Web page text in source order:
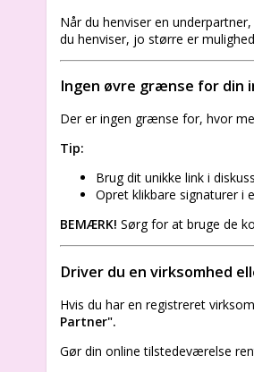
Når du henviser en
du henviser, jo større er
Ingen øvre grænse for din
Der er ingen grænse for, hvor
Tip:
Brug dit unikke link i
Opret klikbare signaturer i
BEMÆRK! Sørg for at bruge de
Driver du en virksomhed
Hvis du har en registreret
Partner".
Gør din online tilstedeværelse